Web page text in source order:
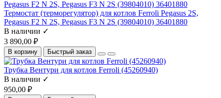
Термостат (терморегулятор) для котлов Ferroli Pegasus 2S,
Pegasus F2 N 2S, Pegasus F3 N 2S (39804010) 36401880
В наличии ✓
3 890,00 ₽
В корзину Быстрый заказ
Трубка Вентури для котлов Ferroli (45260940)
В наличии ✓
950,00 ₽